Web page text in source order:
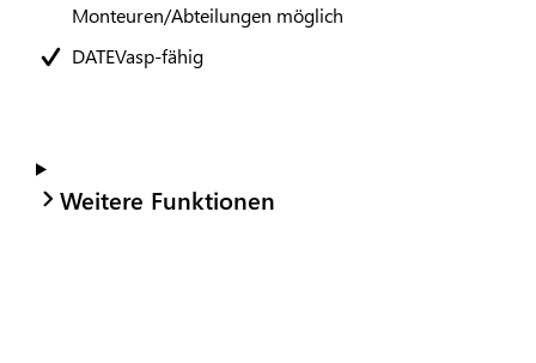
Monteuren/Abteilungen möglich
DATEVasp-fähig
Weitere Funktionen